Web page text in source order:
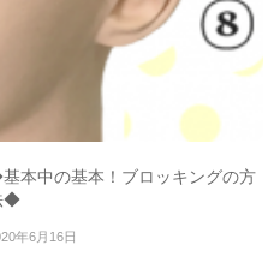
本中の基本！ブロッキングの方
◆
年6月16日